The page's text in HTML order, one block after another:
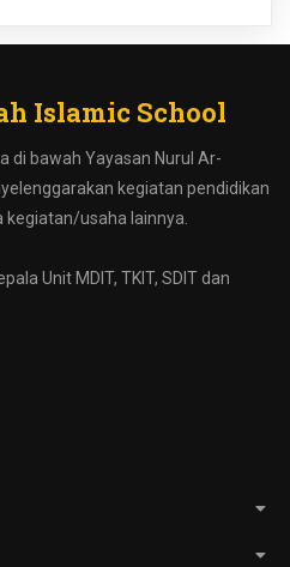
Islamic School
di bawah Yayasan Nurul Ar-
kegiatan pendidikan
usaha lainnya.
Unit MDIT, TKIT, SDIT dan